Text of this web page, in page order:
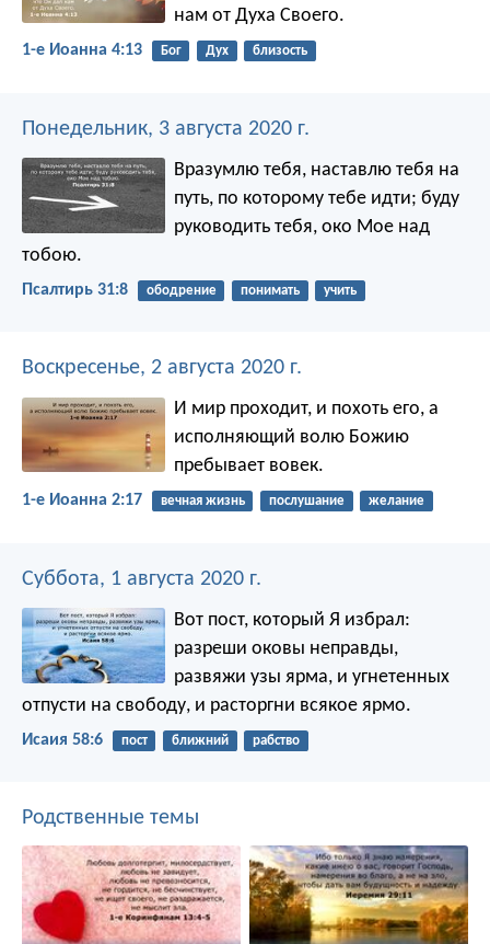
нам от Духа Своего.
1-е Иоанна 4:13 Бог Дух близость
Понедельник, 3 августа 2020 г.
Вразумлю тебя, наставлю тебя на
путь, по которому тебе идти; буду
руководить тебя, око Мое над
тобою.
Псалтирь 31:8 ободрение понимать учить
Воскресенье, 2 августа 2020 г.
И мир проходит, и похоть его, а
исполняющий волю Божию
пребывает вовек.
1-е Иоанна 2:17 вечная жизнь послушание желание
Суббота, 1 августа 2020 г.
Вот пост, который Я избрал:
разреши оковы неправды,
развяжи узы ярма, и угнетенных
отпусти на свободу, и расторгни всякое ярмо.
Исаия 58:6 пост ближний рабство
Родственные темы